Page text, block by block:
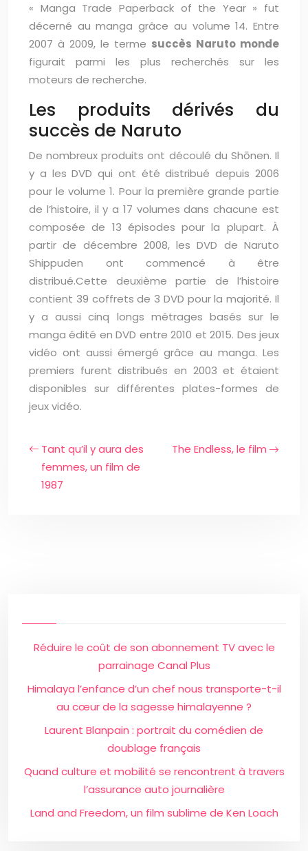
« Manga Trade Paperback of the Year » fut
décerné au manga grâce au volume 14. Entre
2007 à 2009, le terme succès Naruto monde
figurait parmi les plus recherchés sur les
moteurs de recherche.
Les produits dérivés du
succès de Naruto
De nombreux produits ont découlé du Shōnen. Il
y a les DVD qui ont été distribué depuis 2006
pour le volume 1. Pour la première grande partie
de l’histoire, il y a 17 volumes dans chacune est
composée de 13 épisodes pour la plupart. À
partir de décembre 2008, les DVD de Naruto
Shippuden ont commencé à être
distribué.Cette deuxième partie de l’histoire
contient 39 coffrets de 3 DVD pour la majorité. Il
y a aussi cinq longs métrages basés sur le
manga édité en DVD entre 2010 et 2015. Des jeux
vidéo ont aussi émergé grâce au manga. Les
premiers furent distribués en 2003 et étaient
disponibles sur différentes plates-formes de
jeux vidéo.
Tant qu’il y aura des
femmes, un film de
1987
The Endless, le film
Réduire le coût de son abonnement TV avec le
parrainage Canal Plus
Himalaya l’enfance d’un chef nous transporte-t-il
au cœur de la sagesse himalayenne ?
Laurent Blanpain : portrait du comédien de
doublage français
Quand culture et mobilité se rencontrent à travers
l’assurance auto journalière
Land and Freedom, un film sublime de Ken Loach